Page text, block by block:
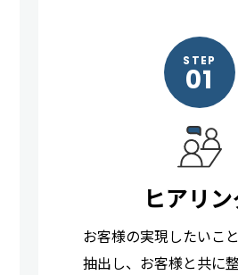
STEP
01
ヒアリ
お客様の実現したいこ
抽出し、お客様と共に